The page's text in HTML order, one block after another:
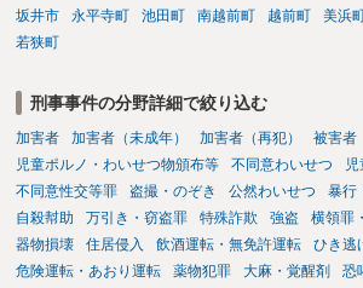
坂井市
永平寺町 池田町 南越前町 越前町 美浜
若狭町
刑事事件の分野詳細で絞り込む
加害者 加害者（未成年） 加害者（再犯） 被害者
児童ポルノ・わいせつ物頒布等
不同意わいせつ
不同意性交等罪
盗撮・のぞき 公然わいせつ 暴行
自殺幇助
万引き・窃盗罪 特殊詐欺 強盗 横領罪
器物損壊
住居侵入 飲酒運転・無免許運転
ひき逃
危険運転・あおり運転
薬物犯罪 大麻・覚醒剤 恐